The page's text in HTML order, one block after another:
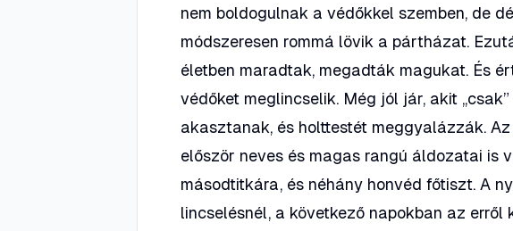
nem boldogulnak a védőkkel szemben, de
módszeresen rommá lövik a pártházat.
életben maradtak, megadták magukat. És
védőket meglincselik. Még jól jár, akit
akasztanak, és holttestét meggyalázzák.
először neves és magas rangú áldozatai is
másodtitkára, és néhány honvéd főtiszt. A
lincselésnél, a következő napokban az